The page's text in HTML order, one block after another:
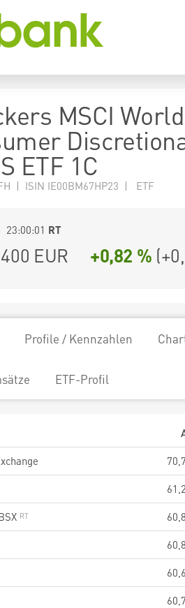
MSCI World
ETF 1C
| ISIN IE00BM67HP23 | ETF
23:00:01 RT
EUR +0,82 % (
Profile / Kennzahlen
ETF-Profil